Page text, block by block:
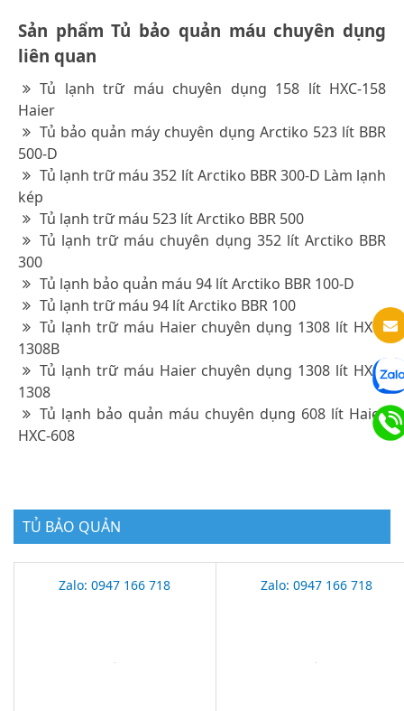
Sản phẩm Tủ bảo quản máu chuyên dụng
liên quan
Tủ lạnh trữ máu chuyên dụng 158 lít HXC-158
Haier
Tủ bảo quản máy chuyên dụng Arctiko 523 lít BBR
500-D
Tủ lạnh trữ máu 352 lít Arctiko BBR 300-D Làm lạnh
kép
Tủ lạnh trữ máu 523 lít Arctiko BBR 500
Tủ lạnh trữ máu chuyên dụng 352 lít Arctiko BBR
300
Tủ lạnh bảo quản máu 94 lít Arctiko BBR 100-D
Tủ lạnh trữ máu 94 lít Arctiko BBR 100
Tủ lạnh trữ máu Haier chuyên dụng 1308 lít HXC-
1308B
Tủ lạnh trữ máu Haier chuyên dụng 1308 lít HXC-
1308
Tủ lạnh bảo quản máu chuyên dụng 608 lít Haier
HXC-608
TỦ BẢO QUẢN
Zalo: 0947 166 718 Zalo: 0947 166 718